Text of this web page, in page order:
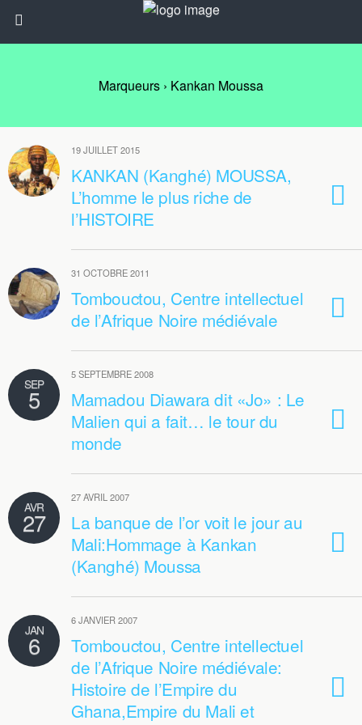
Marqueurs › Kankan Moussa
19 JUILLET 2015
KANKAN (Kanghé) MOUSSA,
L’homme le plus riche de
l’HISTOIRE
31 OCTOBRE 2011
Tombouctou, Centre intellectuel
de l’Afrique Noire médiévale
SEP
5
5 SEPTEMBRE 2008
Mamadou Diawara dit «Jo» : Le
Malien qui a fait… le tour du
monde
AVR
27
27 AVRIL 2007
La banque de l’or voit le jour au
Mali:Hommage à Kankan
(Kanghé) Moussa
JAN
6
6 JANVIER 2007
Tombouctou, Centre intellectuel
de l’Afrique Noire médiévale:
Histoire de l’Empire du
Ghana,Empire du Mali et